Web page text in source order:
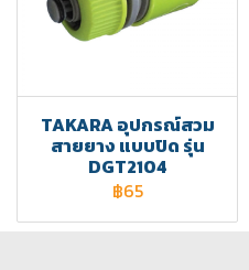
TAKARA อุปกรณ์สวม
สายยาง แบบปิด รุ่น
DGT2104
฿65